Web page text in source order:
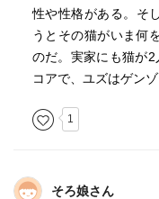
性や性格がある。そ
うとその猫がいま何
のだ。実家にも猫が
コアで、ユズはゲンゾ
1
そろ娘さん